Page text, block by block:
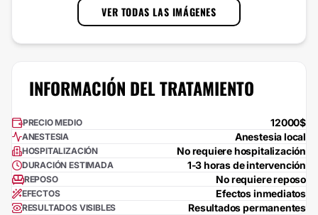
VER TODAS LAS IMÁGENES
INFORMACIÓN DEL TRATAMIENTO
PRECIO MEDIO 12000$
ANESTESIA Anestesia local
HOSPITALIZACIÓN No requiere hospitalización
DURACIÓN ESTIMADA 1-3 horas de intervención
REPOSO No requiere reposo
EFECTOS Efectos inmediatos
RESULTADOS VISIBLES Resultados permanentes